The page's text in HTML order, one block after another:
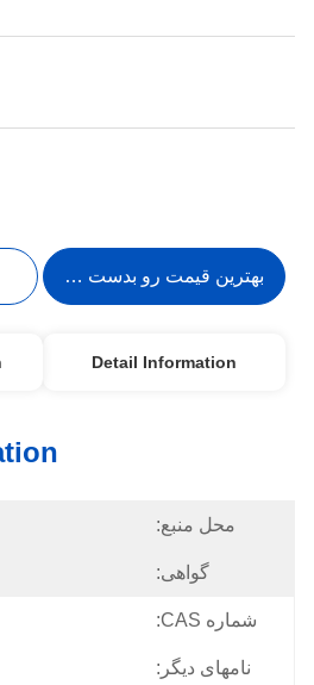
بهترین قیمت رو بدست بیار
Detail Information
محل منبع:
گواهی:
شماره CAS:
نامهای دیگر: